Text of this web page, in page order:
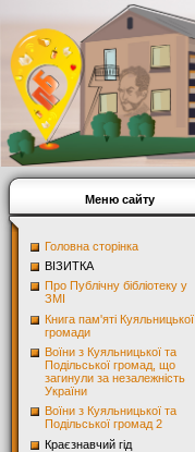
Меню сайту
Головна сторінка
ВІЗИТКА
Про Публічну бібліотеку у
ЗМІ
Книга пам'яті Куяльницької
громади
Воїни з Куяльницької та
Подільської громад, що
загинули за незалежність
України
Воїни з Куяльницької та
Подільської громад 2
Краєзнавчий гід